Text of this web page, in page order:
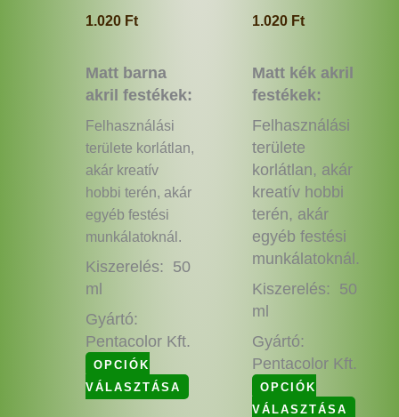
1.020 Ft
Matt barna
akril festékek:
Felhasználási
területe korlátlan,
akár kreatív
hobbi terén, akár
egyéb festési
munkálatoknál.
Kiszerelés: 50
ml
Gyártó:
Pentacolor Kft.
OPCIÓK
VÁLASZTÁSA
1.020 Ft
Matt kék akril
festékek:
Felhasználási
területe
korlátlan, akár
kreatív hobbi
terén, akár
egyéb festési
munkálatoknál.
Kiszerelés: 50
ml
Gyártó:
Pentacolor Kft.
OPCIÓK
VÁLASZTÁSA